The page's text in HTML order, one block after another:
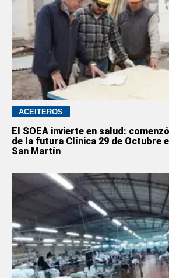
ACEITEROS
El SOEA invierte en salud:
de la futura Clínica 29 de Octubre
San Martín